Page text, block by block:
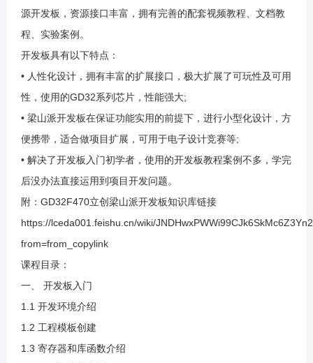
1.12 串口通信原理介绍
1.13 串口之配置
1.14 串口之发送数据
1.15 串口之举一反三
1.16 独立按键原理介绍
源开发板，资源接口丰富，拥有完善的配套视频教程、文档教
程、实验案例。
开发板具有以下特点：
• 人性化设计，拥有丰富的扩展接口，极大扩展了可玩性及可用
性，使用的GD32系列芯片，性能强大;
• 梁山派开发板在保证功能实用的前提下，进行小型化设计，方
便携带，适合做项目扩展，可用于电子设计竞赛等;
• 解决了开发板入门初学者，使用的开发板教程案例不多，学完
后没办法直接运用到项目开发问题。
附：GD32F470立创梁山派开发板知识库链接
https://lceda001.feishu.cn/wiki/
from=from_copylink
课程目录：
一、 开发板入门
1.1 开发环境介绍
1.2 工程模板创建
1.3 寄存器和库函数介绍